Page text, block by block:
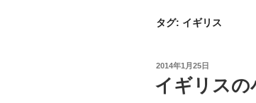
タグ: イギリス
投
日:
2014年1月25日
イギリスの